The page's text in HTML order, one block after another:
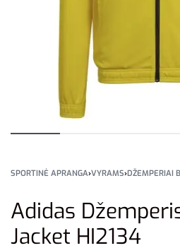
SPORTINĖ APRANGA›VYRAMS›DŽEMPERIAI
Adidas
Jacket HI2134